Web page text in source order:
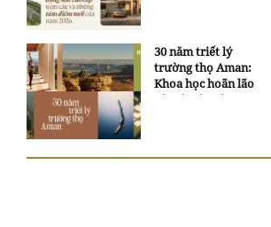
30 năm triết lý
trường thọ Aman:
Khoa học hoãn lão
và trí tuệ ngàn xưa